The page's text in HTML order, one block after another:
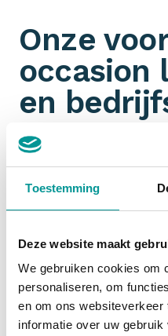
Toestemming
Deze website maakt
We gebruiken cookies om
personaliseren, om
en om ons
informatie over uw
Onze
occasion
en
Omdat wij aangesloten
hebben wij een
ook nog eens
start dus bij De Lease
Financial
Zakelijk een occasion